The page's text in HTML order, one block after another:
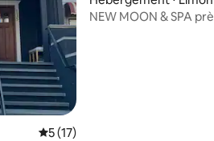
Évaluation moyenne sur la base
5 (17)
NEW MOON & SPA